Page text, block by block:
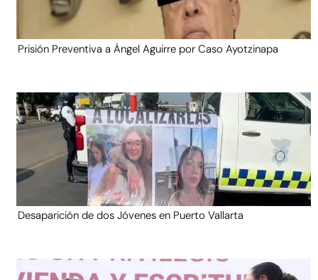
Prisión Preventiva a Ángel Aguirre por Caso Ayotzinapa
Desaparición de dos Jóvenes en Puerto Vallarta